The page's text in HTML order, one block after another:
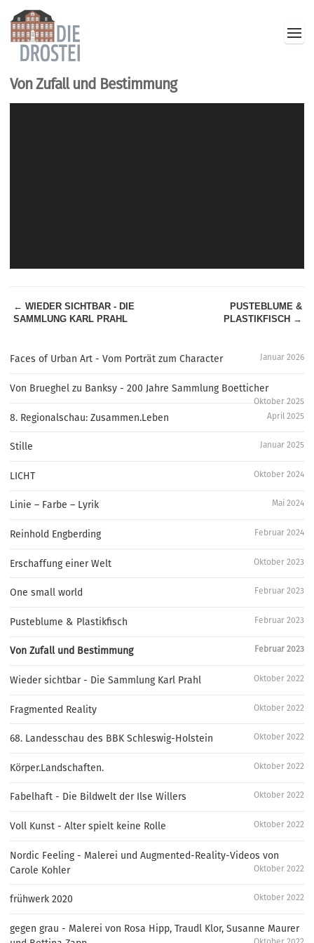
Von Zufall und Bestimmung
← WIEDER SICHTBAR - DIE
SAMMLUNG KARL PRAHL
PUSTEBLUME &
PLASTIKFISCH →
Faces of Urban Art - Vom Porträt zum Character Januar 2026
Von Brueghel zu Banksy - 200 Jahre Sammlung Boetticher
Oktober 2025
8. Regionalschau: Zusammen.Leben April 2025
Stille Januar 2025
LICHT Oktober 2024
Linie – Farbe – Lyrik Mai 2024
Reinhold Engberding Februar 2024
Erschaffung einer Welt Oktober 2023
One small world Februar 2023
Pusteblume & Plastikfisch Februar 2023
Von Zufall und Bestimmung Februar 2023
Wieder sichtbar - Die Sammlung Karl Prahl Oktober 2022
Fragmented Reality Oktober 2022
68. Landesschau des BBK Schleswig-Holstein Oktober 2022
Körper.Landschaften. Oktober 2022
Fabelhaft - Die Bildwelt der Ilse Willers Oktober 2022
Voll Kunst - Alter spielt keine Rolle Oktober 2022
Nordic Feeling - Malerei und Augmented-Reality-Videos von
Carole Kohler
Oktober 2022
frühwerk 2020 Oktober 2022
gegen grau - Malerei von Rosa Hipp, Traudl Klor, Susanne Maurer